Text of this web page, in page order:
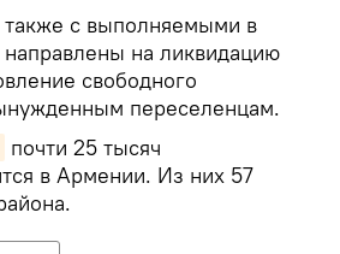
также с выполняемыми в
на ликвидацию
свободного
переселенцам.
почти 25 тысяч
в Армении. Из них 57